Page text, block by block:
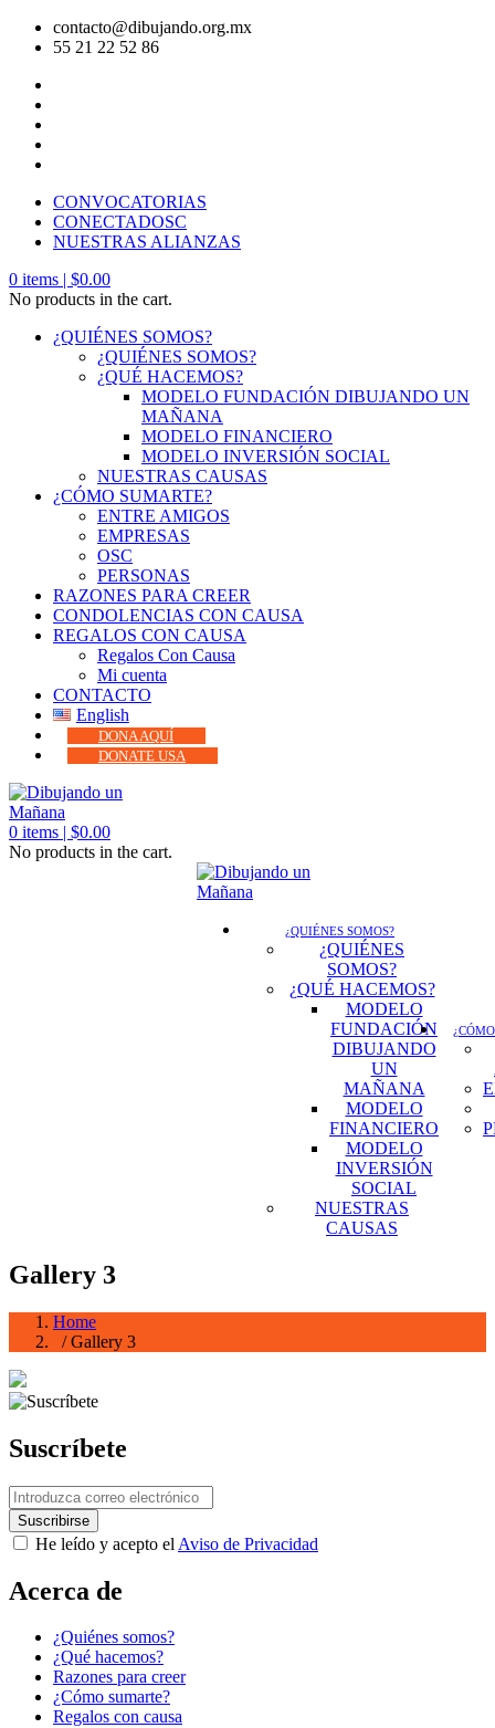
contacto@dibujando.org.mx
55 21 22 52 86
CONVOCATORIAS
CONECTADOSC
NUESTRAS ALIANZAS
0 items | $0.00
No products in the cart.
¿QUIÉNES SOMOS?
¿QUIÉNES SOMOS?
¿QUÉ HACEMOS?
MODELO FUNDACIÓN DIBUJANDO UN
MAÑANA
MODELO FINANCIERO
MODELO INVERSIÓN SOCIAL
NUESTRAS CAUSAS
¿CÓMO SUMARTE?
ENTRE AMIGOS
EMPRESAS
OSC
PERSONAS
RAZONES PARA CREER
CONDOLENCIAS CON CAUSA
REGALOS CON CAUSA
Regalos Con Causa
Mi cuenta
CONTACTO
English
DONA AQUÍ
DONATE USA
0 items | $0.00
No products in the cart.
¿QUIÉNES SOMOS?
¿QUIÉNES
SOMOS?
¿QUÉ HACEMOS?
MODELO
FUNDACIÓN
DIBUJANDO
UN
MAÑANA
MODELO
FINANCIERO
MODELO
INVERSIÓN
SOCIAL
NUESTRAS
CAUSAS
Gallery 3
Home
/ Gallery 3
Suscríbete
He leído y acepto el Aviso de Privacidad
Acerca de
¿Quiénes somos?
¿Qué hacemos?
Razones para creer
¿Cómo sumarte?
Regalos con causa